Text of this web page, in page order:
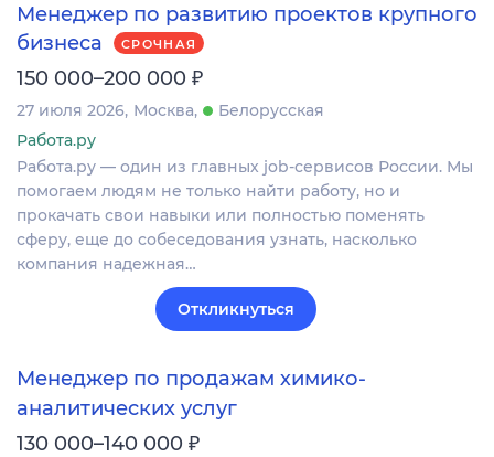
Менеджер по развитию проектов крупного
бизнеса
СРОЧНАЯ
150 000–200 000 ₽
27 июля 2026 Москва
Белорусская
Работа.ру
Работа.ру — один из главных job-сервисов России. Мы
помогаем людям не только найти работу, но и
прокачать свои навыки или полностью поменять
сферу, еще до собеседования узнать, насколько
компания надежная…
Откликнуться
Менеджер по продажам химико-
аналитических услуг
130 000–140 000 ₽